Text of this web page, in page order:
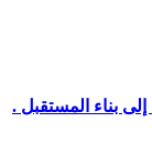
بناء المستقبل .